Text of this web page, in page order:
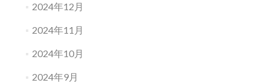
2024年12月
2024年11月
2024年10月
2024年9月